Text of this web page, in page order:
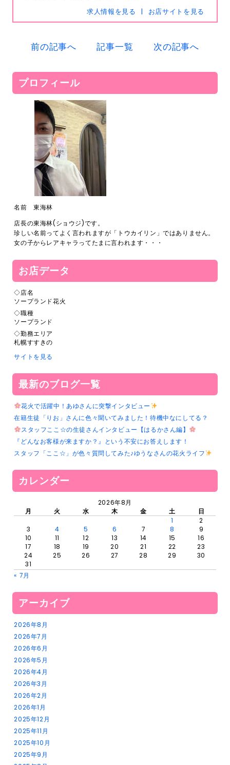
電話
0120-367-294
メール
s-hanabi@docomo.ne.jp
プロフィール
名前 東海林
店長の東海林(ショウジ)です。
珍しい名前ってよく言われますが「トウカイリン」ではありません。
女の子からレアキャラってたまに言われます・・・
お店データ
◇店名
ソープランド花火
◇職種
ソープランド
◇勤務エリア
札幌すすきの
サイトを見る
最新のブログ一覧
花火で活躍中！あゆさんに突撃インタビュー
在籍生徒「りお」さんに色々聞いてみました！待機中なにしてる？
スタッフここ☆の生徒さんインタビュー【はるかさん編】
『どんなお客様が来ますか？』という不安にお答えします！
スタッフ「ここ☆」が色々質問してみた♪ゆうなさんの花火ライフ
カレンダー
2026年8月
月
火 水 木 金 土
日
1
2
3
4 5 6 7 8
9
10
11 12 13 14 15
16
17
18 19 20 21 22
23
24
25 26 27 28 29
30
31
« 7月
アーカイブ
2026年8月
2026年7月
2026年6月
2026年5月
2026年4月
2026年3月
2026年2月
2026年1月
2025年12月
2025年11月
2025年10月
2025年9月
求人情報を見る お店サイトを見る
前の記事へ 記事一覧 次の記事へ